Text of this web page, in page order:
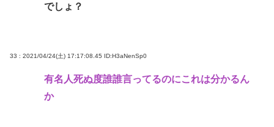
でしょ？
33 : 2021/04/24(土) 17:17:08.45 ID:H3aNenSp0
有名人死ぬ度誰誰言ってるのにこれは分かるん
か